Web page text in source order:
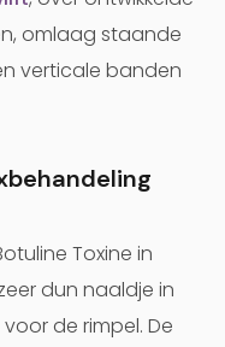
omlaag staande
verticale banden
Toxine in
dun naaldje in
de rimpel. De